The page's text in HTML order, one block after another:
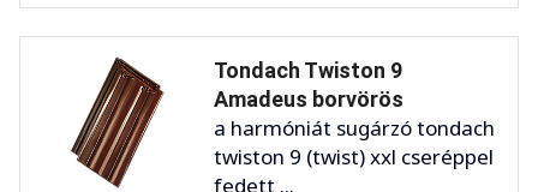
Tondach Twiston 9
Amadeus borvörös
a harmóniát sugárzó tondach
twiston 9 (twist) xxl cseréppel
fedett ...